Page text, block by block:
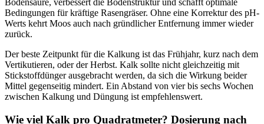
Bodensäure, verbessert die Bodenstruktur und schafft optimale
Bedingungen für kräftige Rasengräser. Ohne eine Korrektur des pH-
Werts kehrt Moos auch nach gründlicher Entfernung immer wieder
zurück.
Der beste Zeitpunkt für die Kalkung ist das Frühjahr, kurz nach dem
Vertikutieren, oder der Herbst. Kalk sollte nicht gleichzeitig mit
Stickstoffdünger ausgebracht werden, da sich die Wirkung beider
Mittel gegenseitig mindert. Ein Abstand von vier bis sechs Wochen
zwischen Kalkung und Düngung ist empfehlenswert.
Wie viel Kalk pro Quadratmeter? Dosierung nach